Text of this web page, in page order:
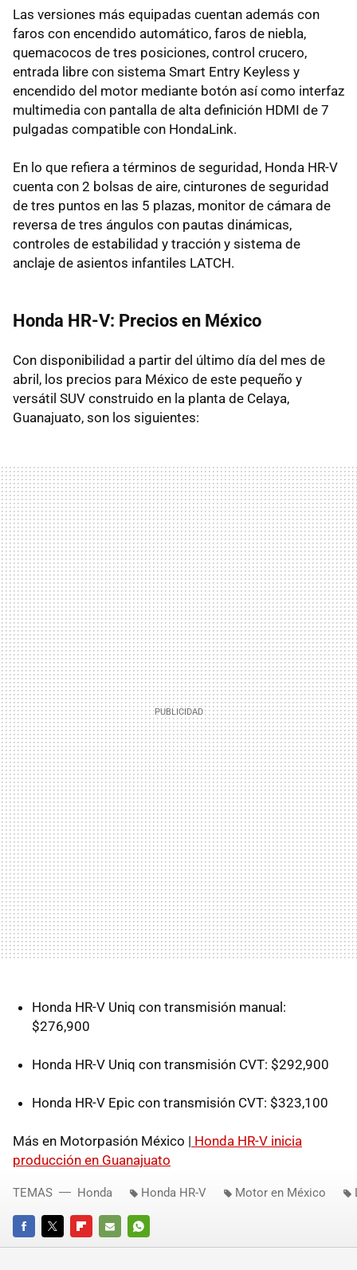
Las versiones más equipadas cuentan además con
faros con encendido automático, faros de niebla,
quemacocos de tres posiciones, control crucero,
entrada libre con sistema Smart Entry Keyless y
encendido del motor mediante botón así como interfaz
multimedia con pantalla de alta definición HDMI de 7
pulgadas compatible con HondaLink.
En lo que refiera a términos de seguridad, Honda HR-V
cuenta con 2 bolsas de aire, cinturones de seguridad
de tres puntos en las 5 plazas, monitor de cámara de
reversa de tres ángulos con pautas dinámicas,
controles de estabilidad y tracción y sistema de
anclaje de asientos infantiles LATCH.
Honda HR-V: Precios en México
Con disponibilidad a partir del último día del mes de
abril, los precios para México de este pequeño y
versátil SUV construido en la planta de Celaya,
Guanajuato, son los siguientes:
Honda HR-V Uniq con transmisión manual:
$276,900
Honda HR-V Uniq con transmisión CVT: $292,900
Honda HR-V Epic con transmisión CVT: $323,100
Más en Motorpasión México | Honda HR-V inicia
producción en Guanajuato
FACEBOOKTWITTERFLIPBOARD
E-
WHATSAPP
TEMAS Honda Honda HR-V Motor en México